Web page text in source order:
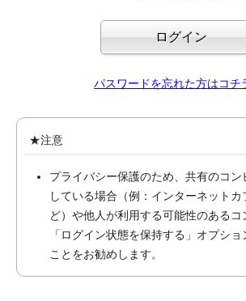
パスワードを忘れた方はコチ
★注意
プライバシー保護のため、共有のコン
している場合（例：インターネットカ
ど）や他人が利用する可能性のあるコ
「ログイン状態を保持する」オプシ
ことをお勧めします。